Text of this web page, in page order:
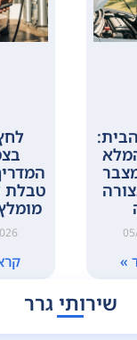
»
טבלת
שירותי גרר